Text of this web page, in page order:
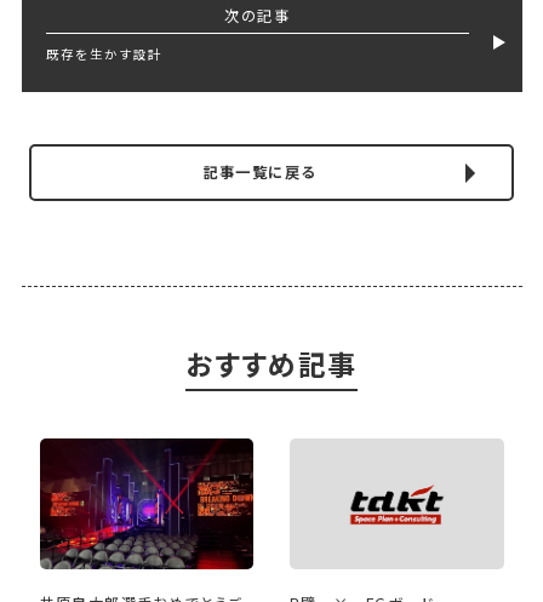
次の記事
既存を生かす設計
記事一覧に戻る
おすすめ記事